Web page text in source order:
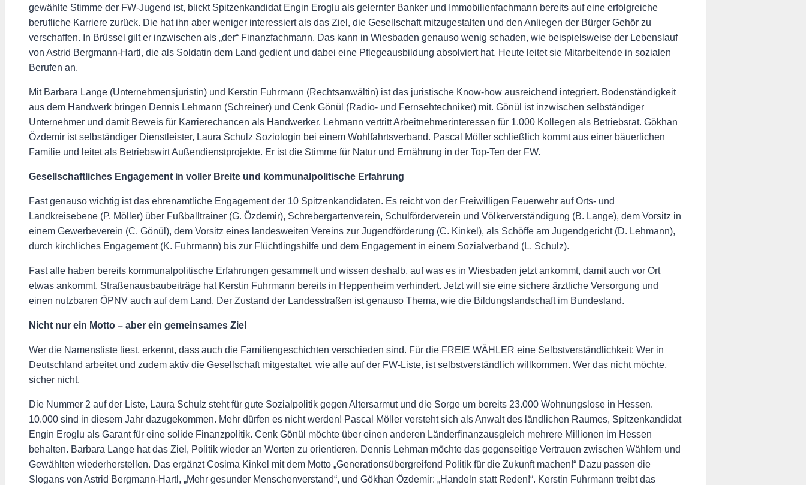
gewählte Stimme der FW-Jugend ist, blickt Spitzenkandidat Engin Eroglu als gelernter Banker und Immobilienfachmann bereits auf eine erfolgreiche
berufliche Karriere zurück. Die hat ihn aber weniger interessiert als das Ziel, die Gesellschaft mitzugestalten und den Anliegen der Bürger Gehör zu
verschaffen. In Brüssel gilt er inzwischen als „der“ Finanzfachmann. Das kann in Wiesbaden genauso wenig schaden, wie beispielsweise der Lebenslauf
von Astrid Bergmann-Hartl, die als Soldatin dem Land gedient und dabei eine Pflegeausbildung absolviert hat. Heute leitet sie Mitarbeitende in sozialen
Berufen an.
Mit Barbara Lange (Unternehmensjuristin) und Kerstin Fuhrmann (Rechtsanwältin) ist das juristische Know-how ausreichend integriert. Bodenständigkeit
aus dem Handwerk bringen Dennis Lehmann (Schreiner) und Cenk Gönül (Radio- und Fernsehtechniker) mit. Gönül ist inzwischen selbständiger
Unternehmer und damit Beweis für Karrierechancen als Handwerker. Lehmann vertritt Arbeitnehmerinteressen für 1.000 Kollegen als Betriebsrat. Gökhan
Özdemir ist selbständiger Dienstleister, Laura Schulz Soziologin bei einem Wohlfahrtsverband. Pascal Möller schließlich kommt aus einer bäuerlichen
Familie und leitet als Betriebswirt Außendienstprojekte. Er ist die Stimme für Natur und Ernährung in der Top-Ten der FW.
Gesellschaftliches Engagement in voller Breite und kommunalpolitische Erfahrung
Fast genauso wichtig ist das ehrenamtliche Engagement der 10 Spitzenkandidaten. Es reicht von der Freiwilligen Feuerwehr auf Orts- und
Landkreisebene (P. Möller) über Fußballtrainer (G. Özdemir), Schrebergartenverein, Schulförderverein und Völkerverständigung (B. Lange), dem Vorsitz in
einem Gewerbeverein (C. Gönül), dem Vorsitz eines landesweiten Vereins zur Jugendförderung (C. Kinkel), als Schöffe am Jugendgericht (D. Lehmann),
durch kirchliches Engagement (K. Fuhrmann) bis zur Flüchtlingshilfe und dem Engagement in einem Sozialverband (L. Schulz).
Fast alle haben bereits kommunalpolitische Erfahrungen gesammelt und wissen deshalb, auf was es in Wiesbaden jetzt ankommt, damit auch vor Ort
etwas ankommt. Straßenausbaubeiträge hat Kerstin Fuhrmann bereits in Heppenheim verhindert. Jetzt will sie eine sichere ärztliche Versorgung und
einen nutzbaren ÖPNV auch auf dem Land. Der Zustand der Landesstraßen ist genauso Thema, wie die Bildungslandschaft im Bundesland.
Nicht nur ein Motto – aber ein gemeinsames Ziel
Wer die Namensliste liest, erkennt, dass auch die Familiengeschichten verschieden sind. Für die FREIE WÄHLER eine Selbstverständlichkeit: Wer in
Deutschland arbeitet und zudem aktiv die Gesellschaft mitgestaltet, wie alle auf der FW-Liste, ist selbstverständlich willkommen. Wer das nicht möchte,
sicher nicht.
Die Nummer 2 auf der Liste, Laura Schulz steht für gute Sozialpolitik gegen Altersarmut und die Sorge um bereits 23.000 Wohnungslose in Hessen.
10.000 sind in diesem Jahr dazugekommen. Mehr dürfen es nicht werden! Pascal Möller versteht sich als Anwalt des ländlichen Raumes, Spitzenkandidat
Engin Eroglu als Garant für eine solide Finanzpolitik. Cenk Gönül möchte über einen anderen Länderfinanzausgleich mehrere Millionen im Hessen
behalten. Barbara Lange hat das Ziel, Politik wieder an Werten zu orientieren. Dennis Lehman möchte das gegenseitige Vertrauen zwischen Wählern und
Gewählten wiederherstellen. Das ergänzt Cosima Kinkel mit dem Motto „Generationsübergreifend Politik für die Zukunft machen!“ Dazu passen die
Slogans von Astrid Bergmann-Hartl, „Mehr gesunder Menschenverstand“, und Gökhan Özdemir: „Handeln statt Reden!“. Kerstin Fuhrmann treibt das